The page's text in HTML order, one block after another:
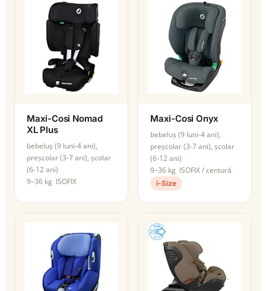
Maxi-Cosi Nomad
XL Plus
bebeluș (9 luni-4 ani),
preșcolar (3-7 ani), școlar
(6-12 ani)
9–36 kg ISOFIX
Maxi-Cosi Onyx
bebeluș (9 luni-4 ani),
preșcolar (3-7 ani), școlar
(6-12 ani)
9–36 kg ISOFIX / centură
i-Size